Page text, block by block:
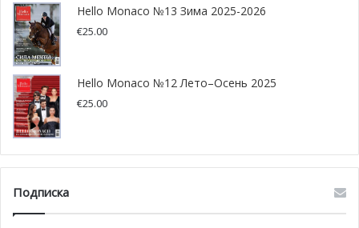
Hello Monaco №13 Зима 2025-2026
€25.00
Hello Monaco №12 Лето–Осень 2025
€25.00
Подписка